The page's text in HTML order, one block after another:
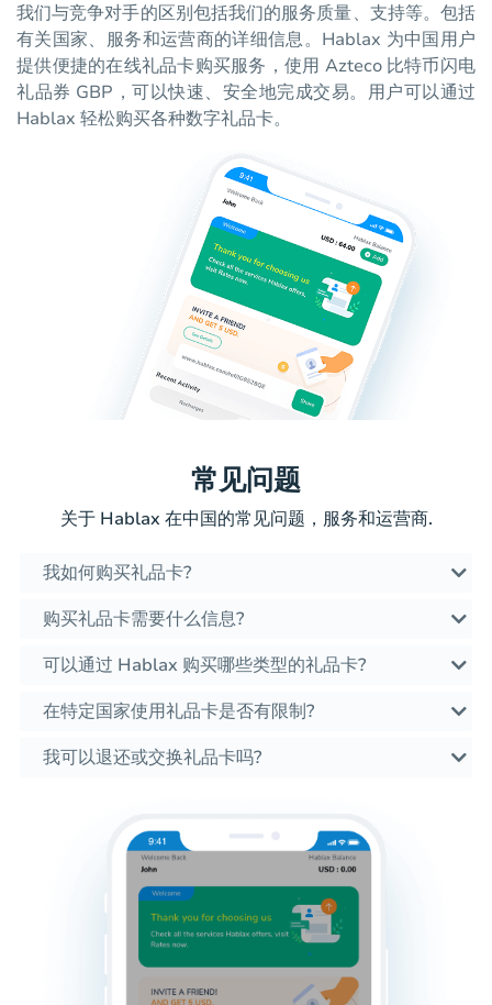
我们与竞争对手的区别包括我们的服务质量、支持等。包括
有关国家、服务和运营商的详细信息。Hablax 为中国用户
提供便捷的在线礼品卡购买服务，使用 Azteco 比特币闪电
礼品券 GBP，可以快速、安全地完成交易。用户可以通过
Hablax 轻松购买各种数字礼品卡。
常见问题
关于 Hablax 在中国的常见问题，服务和运营商.
我如何购买礼品卡?
购买礼品卡需要什么信息?
可以通过 Hablax 购买哪些类型的礼品卡?
在特定国家使用礼品卡是否有限制?
我可以退还或交换礼品卡吗?